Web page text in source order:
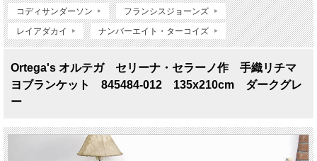
コディサンダーソン フランシスジョーンズ
レイアダカイ ナンバーエイト・ターコイズ
Ortega's オルテガ セリーナ・セラーノ作 手織リチマ
ヨブランケット 845484-012 135x210cm ダークグレ
ー